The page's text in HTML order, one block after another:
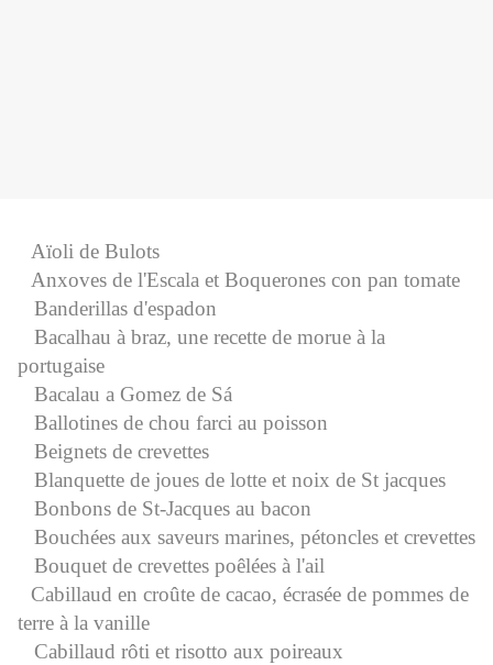
Aïoli de Bulots
Anxoves de l'Escala et Boquerones con pan tomate
Banderillas d'espadon
Bacalhau à braz, une recette de morue à la
portugaise
Bacalau a Gomez de Sá
Ballotines de chou farci au poisson
Beignets de crevettes
Blanquette de joues de lotte et noix de St jacques
Bonbons de St-Jacques au bacon
Bouchées aux saveurs marines, pétoncles et crevettes
Bouquet de crevettes poêlées à l'ail
Cabillaud en croûte de cacao, écrasée de pommes de
terre à la vanille
Cabillaud rôti et risotto aux poireaux